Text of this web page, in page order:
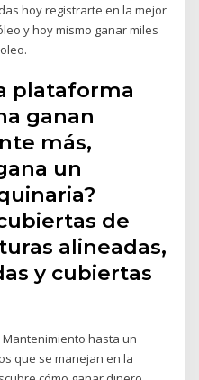
hoy registrarte en la mejor
y hoy mismo ganar miles
plataforma
ganan
más,
un
de
alineadas,
y cubiertas
Mantenimiento hasta un
que se manejan en la